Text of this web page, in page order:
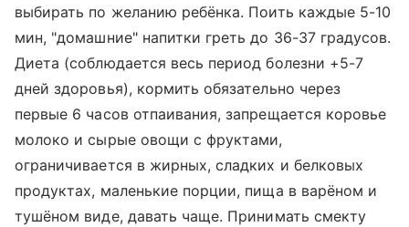
выбирать по желанию ребёнка. Поить каждые 5-10
мин, "домашние" напитки греть до 36-37 градусов.
Диета (соблюдается весь период болезни +5-7
дней здоровья), кормить обязательно через
первые 6 часов отпаивания, запрещается коровье
молоко и сырые овощи с фруктами,
ограничивается в жирных, сладких и белковых
продуктах, маленькие порции, пища в варёном и
тушёном виде, давать чаще. Принимать смекту